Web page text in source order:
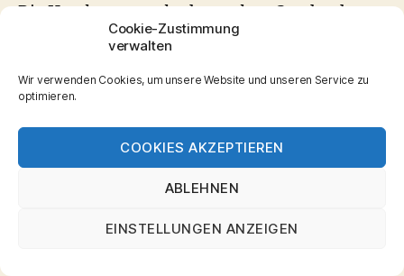
Cookie-Zustimmung
verwalten
Wir verwenden Cookies, um unsere Website und unseren Service zu
optimieren.
COOKIES AKZEPTIEREN
ABLEHNEN
EINSTELLUNGEN ANZEIGEN
Die Handmassage das besondere Geschenk
© 2026Wellness Massagen
Aschaffenburg
Datenschutzerklärung